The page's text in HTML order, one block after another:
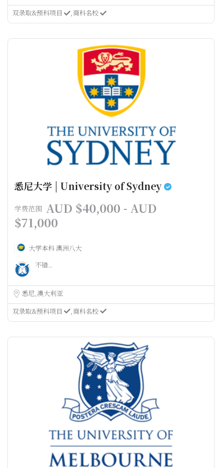
双录取&预科项目
商科名校
悉尼大学 | University of Sydney
学费范围 AUD $40,000 - AUD
$71,000
大学本科澳洲八大
不错...
悉尼 澳大利亚
双录取&预科项目
商科名校